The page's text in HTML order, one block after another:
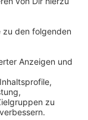
der
denkt
mit
An diesem
Mieterverein
Hilfs-